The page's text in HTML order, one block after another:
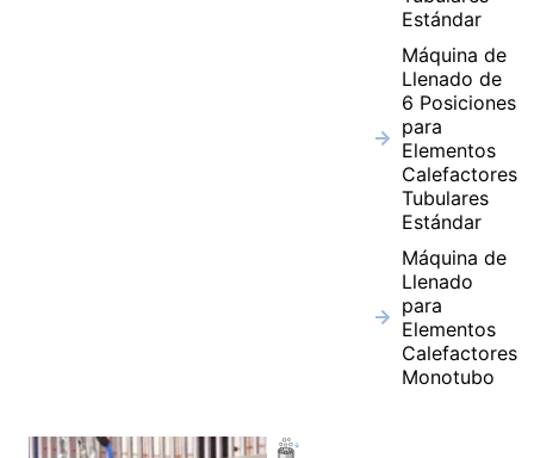
Estándar
Máquina de
Llenado de
6 Posiciones
para
Elementos
Calefactores
Tubulares
Estándar
Máquina de
Llenado
para
Elementos
Calefactores
Monotubo